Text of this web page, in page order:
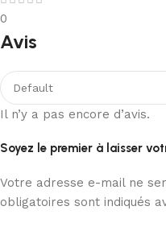
0
Avis
Il n’y a pas encore d’avis.
Soyez le premier à laisser
Votre adresse e-mail ne
obligatoires sont indiqués